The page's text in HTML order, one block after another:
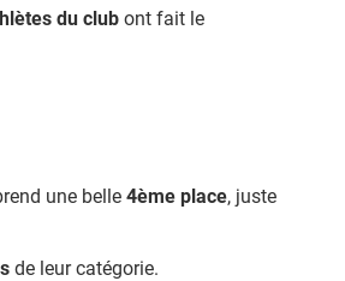
du club ont fait le
une belle 4ème place, juste
de leur catégorie.